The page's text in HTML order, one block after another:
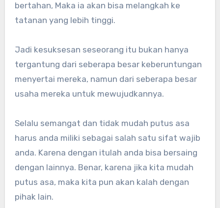
bertahan, Maka ia akan bisa melangkah ke
tatanan yang lebih tinggi.
Jadi kesuksesan seseorang itu bukan hanya
tergantung dari seberapa besar keberuntungan
menyertai mereka, namun dari seberapa besar
usaha mereka untuk mewujudkannya.
Selalu semangat dan tidak mudah putus asa
harus anda miliki sebagai salah satu sifat wajib
anda. Karena dengan itulah anda bisa bersaing
dengan lainnya. Benar, karena jika kita mudah
putus asa, maka kita pun akan kalah dengan
pihak lain.